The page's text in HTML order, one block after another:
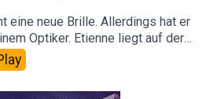
eine neue Brille. Allerdings hat er
Optiker. Etienne liegt auf der
isst Datteln im Speckmantel.
Urlaub lieber zuhause.